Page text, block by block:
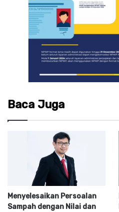
Baca Juga
Menyelesaikan Persoalan
Sampah dengan Nilai dan